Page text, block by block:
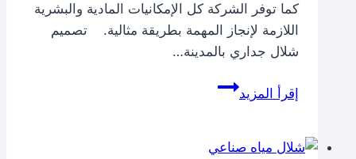
كما توفر الشركة كل الإمكانيات المادية والبشرية
اللازمة لإنجاز المهمة بطريقة مثالية. تصميم
شلال جداري بالمدينة…
إقرأ المزيدشركة
بالمدينة